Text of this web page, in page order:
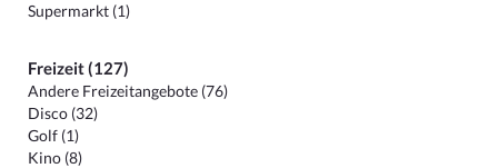
Supermarkt (1)
Freizeit (127)
Andere Freizeitangebote (76)
Disco (32)
Golf (1)
Kino (8)